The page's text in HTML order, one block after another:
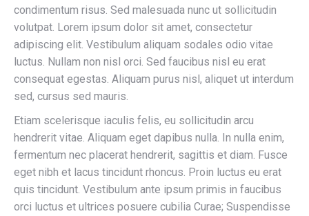
condimentum risus. Sed malesuada nunc ut sollicitudin
volutpat. Lorem ipsum dolor sit amet, consectetur
adipiscing elit. Vestibulum aliquam sodales odio vitae
luctus. Nullam non nisl orci. Sed faucibus nisl eu erat
consequat egestas. Aliquam purus nisl, aliquet ut interdum
sed, cursus sed mauris.
Etiam scelerisque iaculis felis, eu sollicitudin arcu
hendrerit vitae. Aliquam eget dapibus nulla. In nulla enim,
fermentum nec placerat hendrerit, sagittis et diam. Fusce
eget nibh et lacus tincidunt rhoncus. Proin luctus eu erat
quis tincidunt. Vestibulum ante ipsum primis in faucibus
orci luctus et ultrices posuere cubilia Curae; Suspendisse